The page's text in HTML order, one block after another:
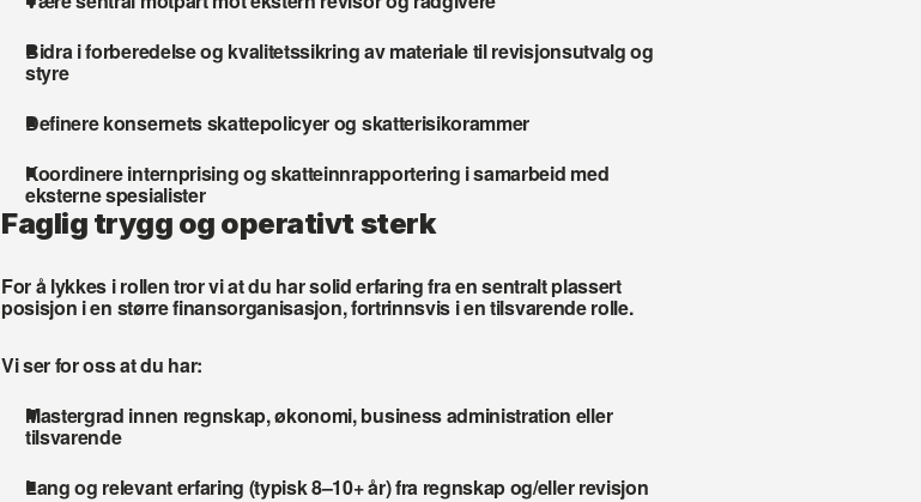
Bidra i forberedelse og kvalitetssikring av materiale til revisjonsutvalg og
styre
Definere konsernets skattepolicyer og skatterisikorammer
Koordinere internprising og skatteinnrapportering i samarbeid med
eksterne spesialister
Faglig trygg og operativt sterk
For å lykkes i rollen tror vi at du har solid erfaring fra en sentralt plassert
posisjon i en større finansorganisasjon, fortrinnsvis i en tilsvarende rolle.
Vi ser for oss at du har:
Mastergrad innen regnskap, økonomi, business administration eller
tilsvarende
Lang og relevant erfaring (typisk 8–10+ år) fra regnskap og/eller revisjon